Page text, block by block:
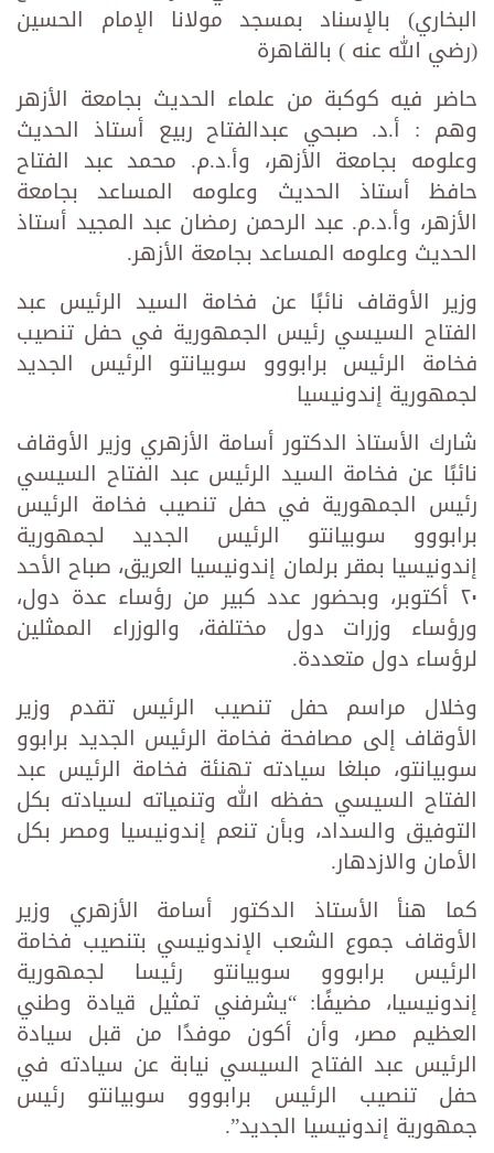
البخاري) بالإسناد بمسجد مولانا الإمام الحسين
(رضي الله عنه ) بالقاهرة
حاضر فيه كوكبة من علماء الحديث بجامعة الأزهر
وهم :‏ أ.د. صبحي عبدالفتاح ربيع أستاذ الحديث
وعلومه بجامعة الأزهر، وأ.د.م. محمد عبد الفتاح
حافظ أستاذ الحديث وعلومه المساعد بجامعة
‏الأزهر، وأ.د.م. عبد الرحمن رمضان عبد المجيد أستاذ
الحديث وعلومه المساعد بجامعة الأزهر.
وزير الأوقاف نائبًا عن فخامة السيد الرئيس عبد
الفتاح السيسي رئيس الجمهورية في حفل تنصيب
فخامة الرئيس برابووو سوبيانتو الرئيس الجديد
لجمهورية إندونيسيا
شارك الأستاذ الدكتور أسامة الأزهري وزير الأوقاف
نائبًا عن فخامة السيد الرئيس عبد الفتاح السيسي
رئيس الجمهورية في حفل تنصيب فخامة الرئيس
برابووو سوبيانتو الرئيس الجديد لجمهورية
إندونيسيا بمقر برلمان إندونيسيا العريق، صباح الأحد
٢٠ أكتوبر، وبحضور عدد كبير من رؤساء عدة دول،
ورؤساء وزرات دول مختلفة، والوزراء الممثلين
لرؤساء دول متعددة.
وخلال مراسم حفل تنصيب الرئيس تقدم وزير
الأوقاف إلى مصافحة فخامة الرئيس الجديد برابوو
سوبيانتو، مبلغا سيادته تهنئة فخامة الرئيس عبد
الفتاح السيسي حفظه الله وتنمياته لسيادته بكل
التوفيق والسداد، وبأن تنعم إندونيسيا ومصر بكل
الأمان والازدهار.
كما هنأ الأستاذ الدكتور أسامة الأزهري وزير
الأوقاف جموع الشعب الإندونيسي بتنصيب فخامة
الرئيس برابووو سوبيانتو رئيسا لجمهورية
إندونيسيا، مضيفًا: “يشرفني تمثيل قيادة وطني
العظيم مصر، وأن أكون موفدًا من قبل سيادة
الرئيس عبد الفتاح السيسي نيابة عن سيادته في
حفل تنصيب الرئيس برابووو سوبيانتو رئيس
جمهورية إندونيسيا الجديد”.